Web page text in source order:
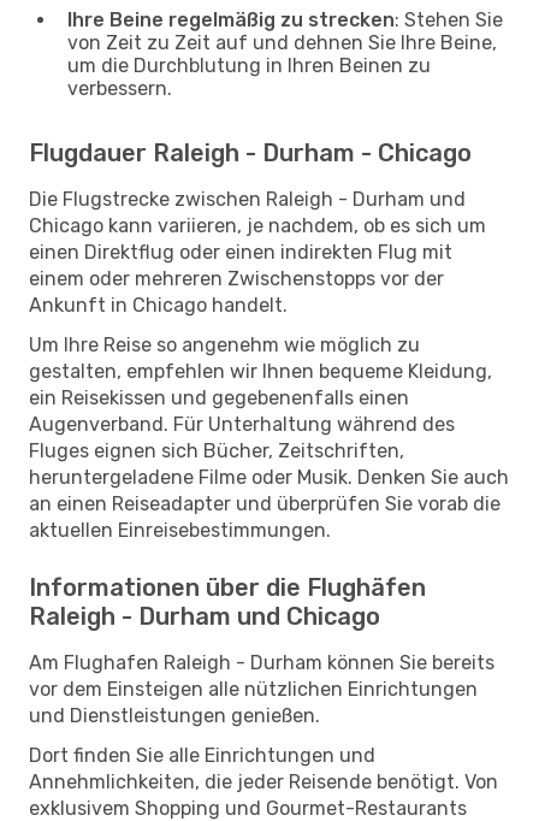
Ihre Beine regelmäßig zu strecken: Stehen Sie
von Zeit zu Zeit auf und dehnen Sie Ihre Beine,
um die Durchblutung in Ihren Beinen zu
verbessern.
Flugdauer Raleigh - Durham - Chicago
Die Flugstrecke zwischen Raleigh - Durham und
Chicago kann variieren, je nachdem, ob es sich um
einen Direktflug oder einen indirekten Flug mit
einem oder mehreren Zwischenstopps vor der
Ankunft in Chicago handelt.
Um Ihre Reise so angenehm wie möglich zu
gestalten, empfehlen wir Ihnen bequeme Kleidung,
ein Reisekissen und gegebenenfalls einen
Augenverband. Für Unterhaltung während des
Fluges eignen sich Bücher, Zeitschriften,
heruntergeladene Filme oder Musik. Denken Sie auch
an einen Reiseadapter und überprüfen Sie vorab die
aktuellen Einreisebestimmungen.
Informationen über die Flughäfen
Raleigh - Durham und Chicago
Am Flughafen Raleigh - Durham können Sie bereits
vor dem Einsteigen alle nützlichen Einrichtungen
und Dienstleistungen genießen.
Dort finden Sie alle Einrichtungen und
Annehmlichkeiten, die jeder Reisende benötigt. Von
exklusivem Shopping und Gourmet-Restaurants